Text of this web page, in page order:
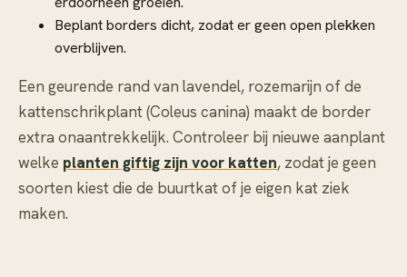
Beplant borders dicht, zodat er geen open plekken
overblijven.
Een geurende rand van lavendel, rozemarijn of de
kattenschrikplant (Coleus canina) maakt de border
extra onaantrekkelijk. Controleer bij nieuwe aanplant
welke planten giftig zijn voor katten, zodat je geen
soorten kiest die de buurtkat of je eigen kat ziek
maken.